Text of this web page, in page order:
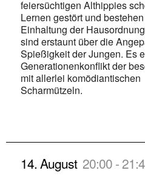
feiersüchtigen Althippies
Lernen gestört und
Einhaltung der
sind erstaunt über die
Spießigkeit der Jungen. Es
Generationenkonflikt der
mit allerlei komödiantischen
Scharmützeln.
14. August 20:00 -